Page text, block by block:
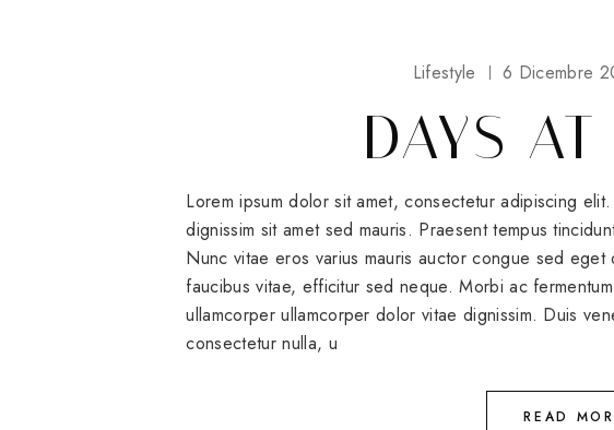
Lifestyle 6 Dicembre
DAYS
Lorem ipsum dolor sit amet, consectetur adipiscing
dignissim sit amet sed mauris. Praesent tempus
Nunc vitae eros varius mauris auctor congue sed
faucibus vitae, efficitur sed neque. Morbi ac
ullamcorper ullamcorper dolor vitae dignissim. Duis
consectetur nulla, u
READ